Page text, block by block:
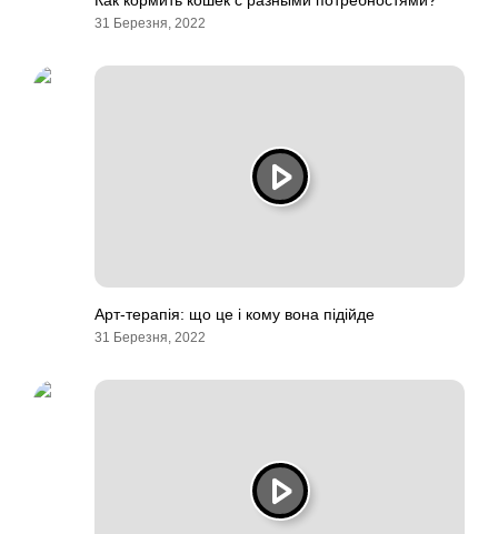
31 Березня, 2022
Арт-терапія: що це і кому вона підійде
31 Березня, 2022